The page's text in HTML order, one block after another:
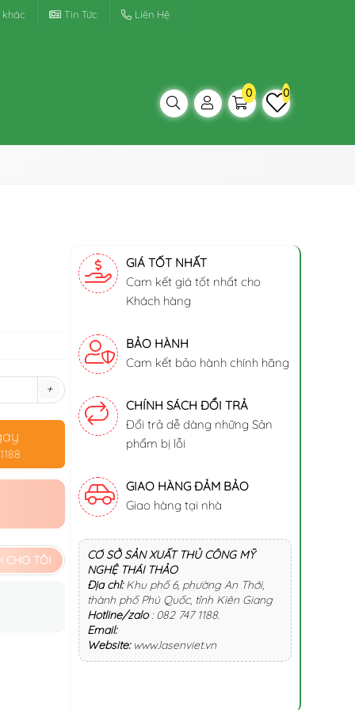
Tin Tức Liên Hệ
0 0
+
CHO TÔI
GIÁ TỐT NHẤT
Cam kết giá tốt nhất cho
Khách hàng
BẢO HÀNH
Cam kết bảo hành chính hãng
CHÍNH SÁCH ĐỔI TRẢ
Đổi trả dễ dàng những Sản
phẩm bị lỗi
GIAO HÀNG ĐẢM BẢO
Giao hàng tại nhà
CƠ SỞ SẢN XUẤT THỦ CÔNG MỸ
NGHỆ THÁI THẢO
Địa chỉ:Khu phố 6, phường An Thới,
thành phố Phú Quốc, tỉnh Kiên Giang
Hotline/zalo:082 747 1188.
Email:
Website:www.lasenviet.vn